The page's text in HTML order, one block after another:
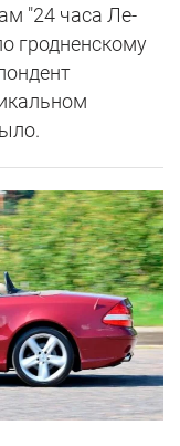
"24 часа Ле-
гродненскому